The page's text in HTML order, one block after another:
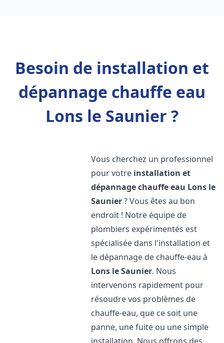
Besoin de installation et
dépannage chauffe eau
Lons le Saunier ?
Vous cherchez un professionnel
pour votre installation et
dépannage chauffe eau Lons le
Saunier? Vous êtes au bon
endroit ! Notre équipe de
plombiers expérimentés est
spécialisée dans l'installation et
le dépannage de chauffe-eau à
Lons le Saunier. Nous
intervenons rapidement pour
résoudre vos problèmes de
chauffe-eau, que ce soit une
panne, une fuite ou une simple